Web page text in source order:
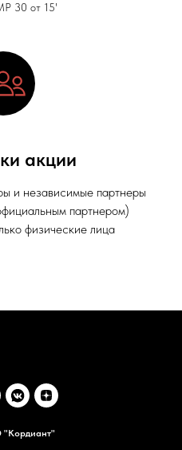
30 от 15'
акции
и независимые партнеры
партнером)
физические лица